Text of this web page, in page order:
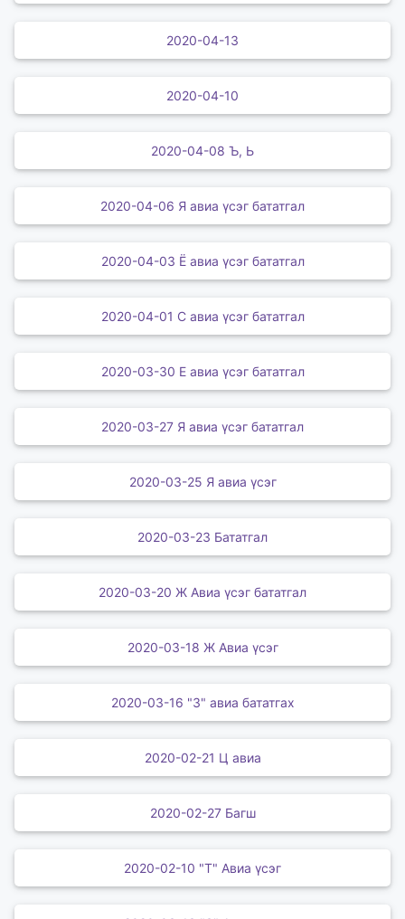
2020-04-13
2020-04-10
2020-04-08 Ъ, Ь
2020-04-06 Я авиа үсэг бататгал
2020-04-03 Ё авиа үсэг бататгал
2020-04-01 С авиа үсэг бататгал
2020-03-30 Е авиа үсэг бататгал
2020-03-27 Я авиа үсэг бататгал
2020-03-25 Я авиа үсэг
2020-03-23 Бататгал
2020-03-20 Ж Авиа үсэг бататгал
2020-03-18 Ж Авиа үсэг
2020-03-16 "З" авиа бататгах
2020-02-21 Ц авиа
2020-02-27 Багш
2020-02-10 "Т" Авиа үсэг